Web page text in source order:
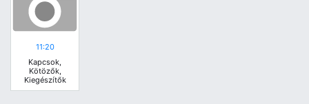
11:20
Kapcsok,
Kötözők,
Kiegészítők